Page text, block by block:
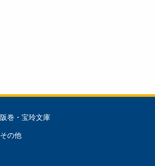
文
庫
阪巻・宝玲文庫
その他